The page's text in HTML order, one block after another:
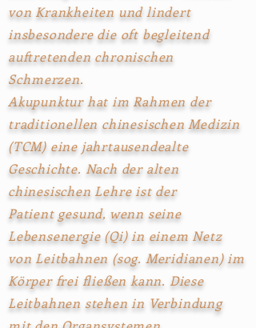
von Krankheiten und lindert
insbesondere die oft begleitend
auftretenden chronischen
Schmerzen.
Akupunktur hat im Rahmen der
traditionellen chinesischen Medizin
(TCM) eine jahrtausendealte
Geschichte. Nach der alten
chinesischen Lehre ist der
Patient gesund, wenn seine
Lebensenergie (Qi) in einem Netz
von Leitbahnen (sog. Meridianen) im
Körper frei fließen kann. Diese
Leitbahnen stehen in Verbindung